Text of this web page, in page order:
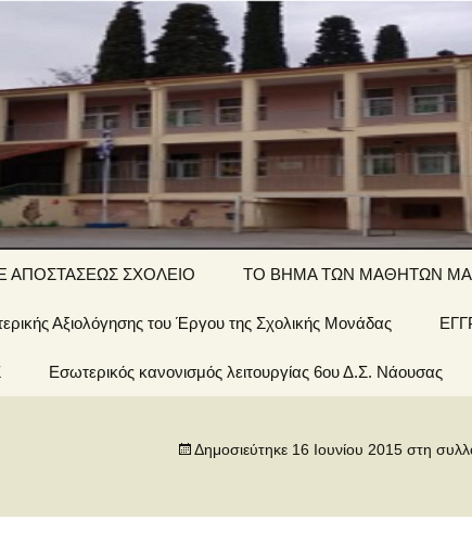
ΑΠΟΣΤΑΣΕΩΣ ΣΧΟΛΕΙΟ
τάξη… εξ
τάξη… εξ
τάξη… εξ
ΤΟ ΒΗΜΑ ΤΩΝ ΜΑΘΗΤΩΝ
Αινίγματα-
Αξιολόγησης του Έργου της Σχολικής Μονάδας
Εσωτερικός κανονισμός λειτουργίας 6ου Δ.Σ. Νάουσας
Δημοσιεύτηκε 16 Ιουνίου 2015 στη